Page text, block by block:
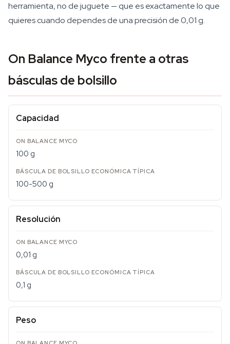
herramienta, no de juguete — que es exactamente lo que
quieres cuando dependes de una precisión de 0,01 g.
On Balance Myco frente a otras
básculas de bolsillo
Capacidad
100 g
100-500 g
Resolución
0,01 g
0,1 g
Peso